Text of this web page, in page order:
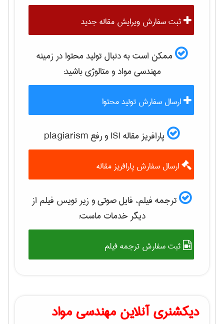
ثبت سفارش ویرایش مقاله جدید
ممکن است به دنبال تولید محتوا در زمینه
مهندسی مواد و متالوژیباشید:
ارسال سفارش تولید محتوا
پارافریز مقاله ISI و رفع plagiarism
ارسال سفارش پارافریز مقاله
ترجمه فیلم، فایل صوتی و زیر نویس فیلم از
دیگر خدمات ماست:
ثبت سفارش ترجمه فیلم
دیکشنری آنلاین مهندسی مواد